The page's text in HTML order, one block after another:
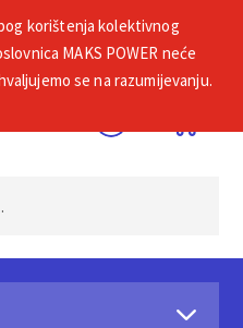
korištenja kolektivnog
MAKS POWER neće
se na razumijevanju.